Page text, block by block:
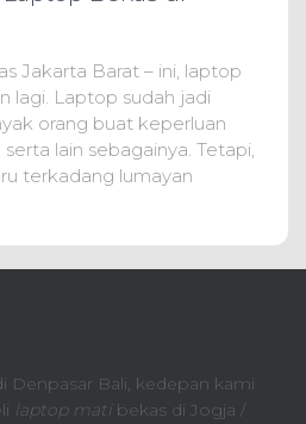
Jakarta Barat – ini, laptop
lagi. Laptop sudah jadi
orang buat keperluan
lain sebagainya. Tetapi,
terkadang lumayan
Denpasar Bali, kedepan kami
laptop matibekas di Jogja /